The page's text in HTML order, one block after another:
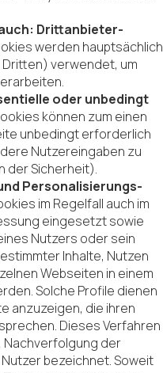
Drittanbieter-
werden hauptsächlich
verwendet, um
oder unbedingt
können zum einen
unbedingt erforderlich
Nutzereingaben zu
der Sicherheit).
Personalisierungs-
im Regelfall auch im
eingesetzt sowie
Nutzers oder sein
Inhalte, Nutzen
Webseiten in einem
Solche Profile dienen
anzuzeigen, die ihren
Dieses Verfahren
Nachverfolgung der
bezeichnet. Soweit